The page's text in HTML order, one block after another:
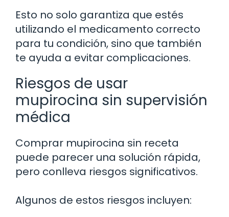
Esto no solo garantiza que estés
utilizando el medicamento correcto
para tu condición, sino que también
te ayuda a evitar complicaciones.
Riesgos de usar
mupirocina sin supervisión
médica
Comprar mupirocina sin receta
puede parecer una solución rápida,
pero conlleva riesgos significativos.
Algunos de estos riesgos incluyen: